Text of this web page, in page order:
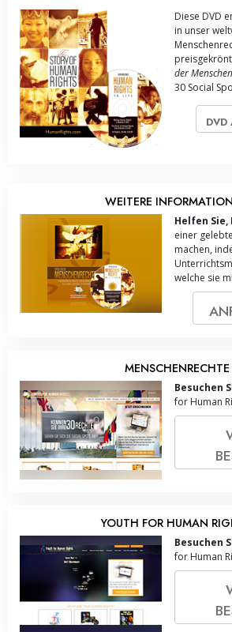
Diese DVD
in unser
der
30 Social
DVD
WEITERE
Helfen
einer
machen,
welche sie
MENSCHENRECHTE
Besuchen
for Human
YOUTH FOR HUMAN
Besuchen
for Human